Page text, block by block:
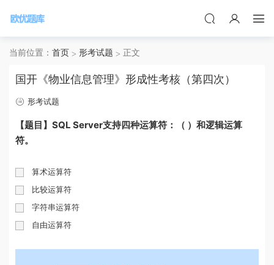
当前位置： 首页 形考试题 正文
国开《物业信息管理》形成性考核（第四次）
形考试题
【题目】SQL Server支持四种运算符：（ ）和逻辑运算
符。
算术运算符
比较运算符
字符串运算符
自由运算符